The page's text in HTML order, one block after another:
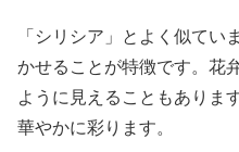
「シリシア」とよく似てい
かせることが特徴です。花
ように見えることもありま
華やかに彩ります。